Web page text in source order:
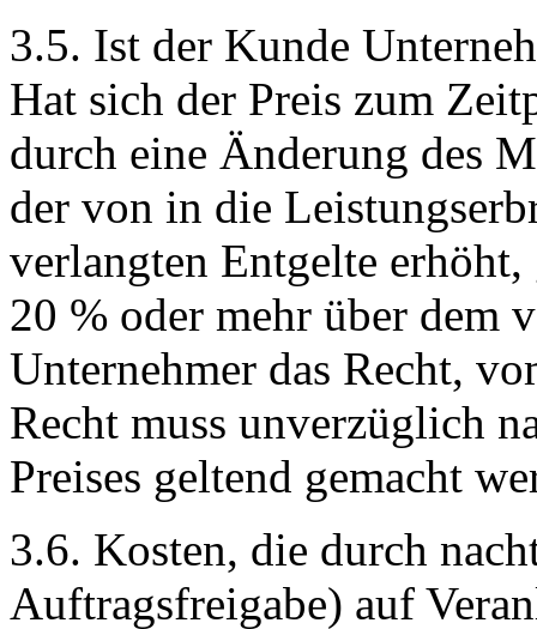
3.5. Ist der Kunde
Hat sich der Preis zum
durch eine Änderung des
der von in die
verlangten Entgelte
20 % oder mehr über dem
Unternehmer das Recht,
Recht muss unverzüglich
Preises geltend gemacht
3.6. Kosten, die durch
Auftragsfreigabe) auf